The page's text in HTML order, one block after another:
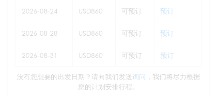
2026-08-24 USD860 可预订 预订
2026-08-28 USD860 可预订 预订
2026-08-31 USD860 可预订 预订
没有您想要的出发日期？请向我们发送询问 ，我们将尽力根据
您的计划安排行程。